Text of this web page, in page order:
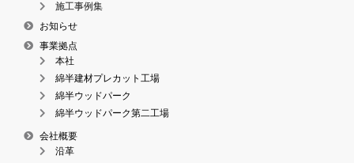
施工事例集
お知らせ
事業拠点
本社
綿半建材プレカット工場
綿半ウッドパーク
綿半ウッドパーク第二工場
会社概要
沿革